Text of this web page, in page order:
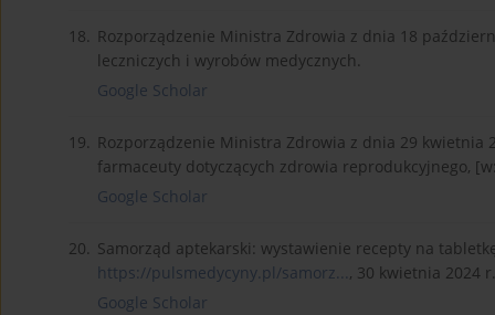
18. Rozporządzenie Ministra Zdrowia z dnia 18
leczniczych i wyrobów medycznych.
Google Scholar
19. Rozporządzenie Ministra Zdrowia z dnia 29 kwietnia
farmaceuty dotyczących zdrowia reprodukcyjnego,
Google Scholar
20. Samorząd aptekarski: wystawienie recepty na
https://pulsmedycyny.pl/samorz..., 30 kwietnia 2024
Google Scholar